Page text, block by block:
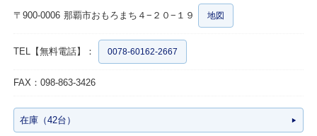
〒900-0006 那覇市おもろまち４−２０−１９ 地図
TEL【無料電話】： 0078-60162-2667
FAX：098-863-3426
在庫（42台）